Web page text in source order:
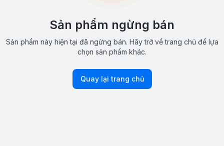
Sản phẩm ngừng bán
Sản phẩm này hiện tại đã ngừng bán. Hãy trở về trang chủ để lựa
chọn sản phẩm khác.
Quay lại trang chủ